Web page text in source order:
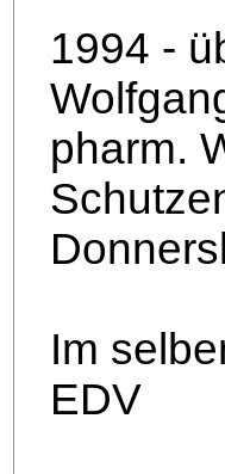
1994 -
pharm.
Im
EDV